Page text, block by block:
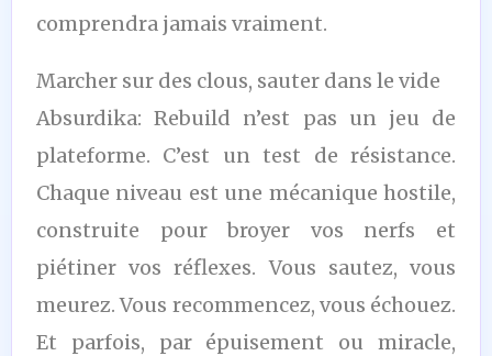
comprendra jamais vraiment.
Marcher sur des clous, sauter dans le vide
Absurdika: Rebuild n’est pas un jeu de
plateforme. C’est un test de résistance.
Chaque niveau est une mécanique hostile,
construite pour broyer vos nerfs et
piétiner vos réflexes. Vous sautez, vous
meurez. Vous recommencez, vous échouez.
Et parfois, par épuisement ou miracle,